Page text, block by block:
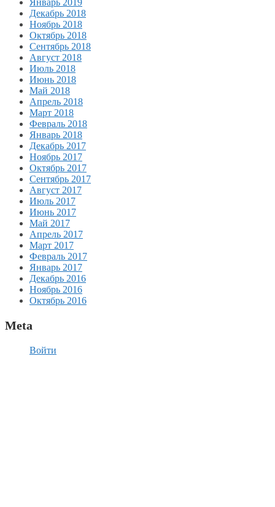
Январь 2019
Декабрь 2018
Ноябрь 2018
Октябрь 2018
Сентябрь 2018
Август 2018
Июль 2018
Июнь 2018
Май 2018
Апрель 2018
Март 2018
Февраль 2018
Январь 2018
Декабрь 2017
Ноябрь 2017
Октябрь 2017
Сентябрь 2017
Август 2017
Июль 2017
Июнь 2017
Май 2017
Апрель 2017
Март 2017
Февраль 2017
Январь 2017
Декабрь 2016
Ноябрь 2016
Октябрь 2016
Meta
Войти